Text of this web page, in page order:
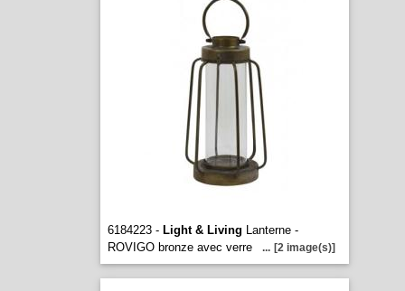
6184223 - Light & Living Lanterne -
ROVIGO bronze avec verre
... [2 image(s)]